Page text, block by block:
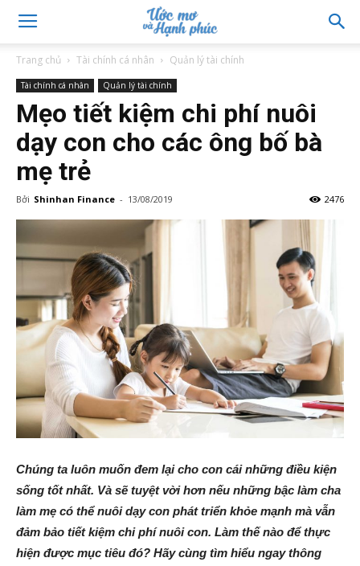
Trang chủ Tài chính cá nhân Quản lý tài chính
Tài chính cá nhân Quản lý tài chính
Mẹo tiết kiệm chi phí nuôi
dạy con cho các ông bố bà
mẹ trẻ
Bởi Shinhan Finance - 13/08/2019 2476
Chúng ta luôn muốn đem lại cho con cái những điều kiện
sống tốt nhất. Và sẽ tuyệt vời hơn nếu những bậc làm cha
làm mẹ có thể nuôi dạy con phát triển khỏe mạnh mà vẫn
đảm bảo tiết kiệm chi phí nuôi con. Làm thế nào để thực
hiện được mục tiêu đó? Hãy cùng tìm hiểu ngay thông